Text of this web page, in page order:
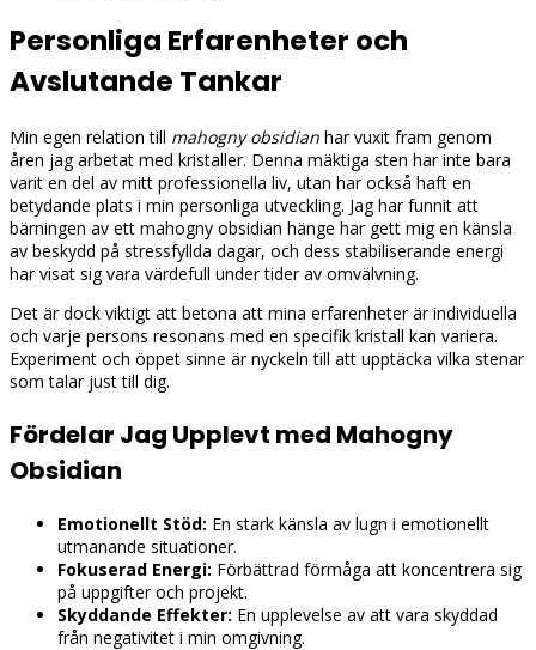
Personliga Erfarenheter och
Avslutande Tankar
Min egen relation till mahogny obsidian har vuxit fram genom
åren jag arbetat med kristaller. Denna mäktiga sten har inte bara
varit en del av mitt professionella liv, utan har också haft en
betydande plats i min personliga utveckling. Jag har funnit att
bärningen av ett mahogny obsidian hänge har gett mig en känsla
av beskydd på stressfyllda dagar, och dess stabiliserande energi
har visat sig vara värdefull under tider av omvälvning.
Det är dock viktigt att betona att mina erfarenheter är individuella
och varje persons resonans med en specifik kristall kan variera.
Experiment och öppet sinne är nyckeln till att upptäcka vilka stenar
som talar just till dig.
Fördelar Jag Upplevt med Mahogny
Obsidian
Emotionellt Stöd: En stark känsla av lugn i emotionellt
utmanande situationer.
Fokuserad Energi: Förbättrad förmåga att koncentrera sig
på uppgifter och projekt.
Skyddande Effekter: En upplevelse av att vara skyddad
från negativitet i min omgivning.